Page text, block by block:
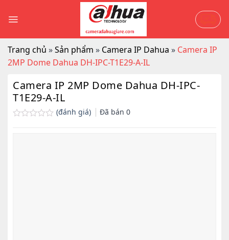
Trang chủ »Sản phẩm » Camera IP Dahua » Camera IP
2MP Dome Dahua DH-IPC-T1E29-A-IL
Camera IP 2MP Dome Dahua DH-IPC-
T1E29-A-IL
(đánh giá) Đã bán 0